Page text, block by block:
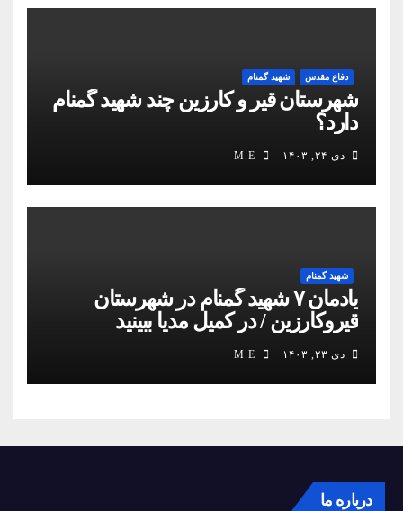
دفاع مقدس شهید گمنام
شهرستان قیر و کارزین چند شهید گمنام
دارد؟
دی ۲۴, ۱۴۰۳
شهید گمنام
یادمان ۷ شهید گمنام در شهرستان
قیروکارزین / در کمیل مدیا ببینید
دی ۲۳, ۱۴۰۳
درباره ما